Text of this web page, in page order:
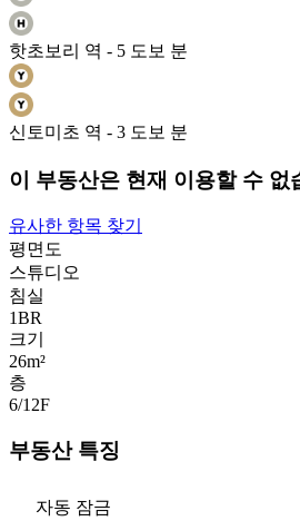
핫초보리 역 - 5 도보 분
신토미초 역 - 3 도보 분
이 부동산은 현재 이용할 수 없
유사한 항목 찾기
평면도
스튜디오
침실
1BR
크기
26m²
층
6/12F
부동산 특징
자동 잠금